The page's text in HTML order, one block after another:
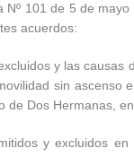
101 de 5 de
acuerdos:
y las causas
sin ascenso
Dos Hermanas,
y excluidos